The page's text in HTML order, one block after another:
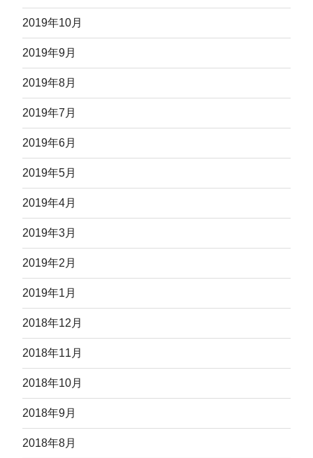
2019年10月
2019年9月
2019年8月
2019年7月
2019年6月
2019年5月
2019年4月
2019年3月
2019年2月
2019年1月
2018年12月
2018年11月
2018年10月
2018年9月
2018年8月